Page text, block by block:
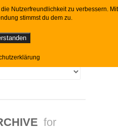
for
Nutzerfreundlichkeit zu verbessern. Mit
stimmst du dem zu.